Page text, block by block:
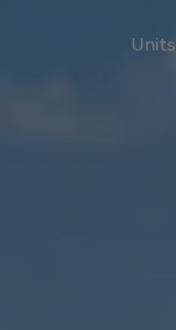
Units